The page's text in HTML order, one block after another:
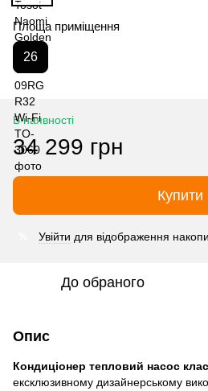
Площа приміщення
26
В наявності
34 299 грн
Купити
Увійти для відображення
До обраного
Опис
Кондиціонер тепловий насос
ексклюзивному дизайнерському